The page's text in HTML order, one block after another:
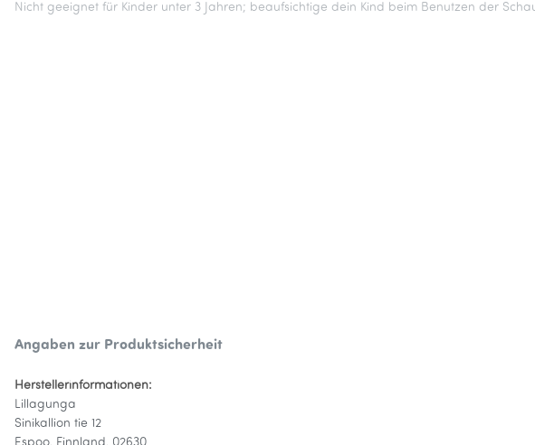
Nicht geeignet für Kinder unter 3 Jahren; beaufsichtige dein Kind beim Benutzen der
Angaben zur Produktsicherheit
Herstellerinformationen:
Lillagunga
Sinikallion tie 12